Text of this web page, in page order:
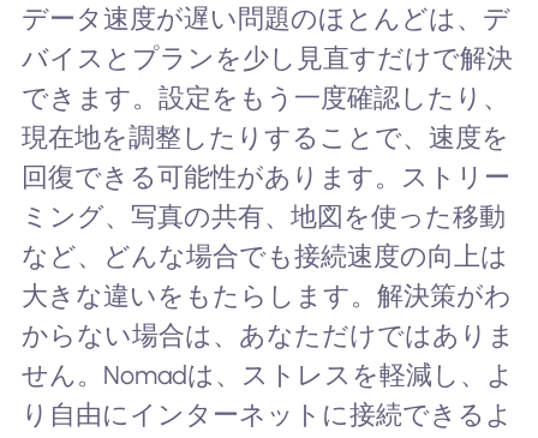
データ速度が遅い問題のほとんどは、デ
バイスとプランを少し見直すだけで解決
できます。設定をもう一度確認したり、
現在地を調整したりすることで、速度を
回復できる可能性があります。ストリー
ミング、写真の共有、地図を使った移動
など、どんな場合でも接続速度の向上は
大きな違いをもたらします。解決策がわ
からない場合は、あなただけではありま
せん。Nomadは、ストレスを軽減し、よ
り自由にインターネットに接続できるよ